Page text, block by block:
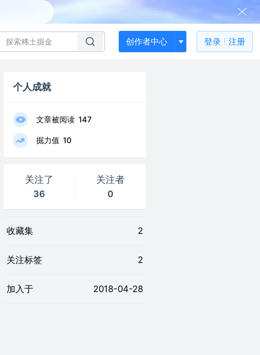
创作者中心 登录 注册
个人成就
文章被阅读 147
掘力值 10
关注了
36
关注者
0
收藏集 2
关注标签 2
加入于 2018-04-28